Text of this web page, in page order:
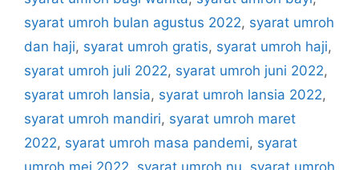
syarat umroh bulan agustus 2022, syarat umroh
dan haji, syarat umroh gratis, syarat umroh haji,
syarat umroh juli 2022, syarat umroh juni 2022,
syarat umroh lansia, syarat umroh lansia 2022,
syarat umroh mandiri, syarat umroh maret
2022, syarat umroh masa pandemi, syarat
umroh mei 2022, syarat umroh nu, syarat umroh